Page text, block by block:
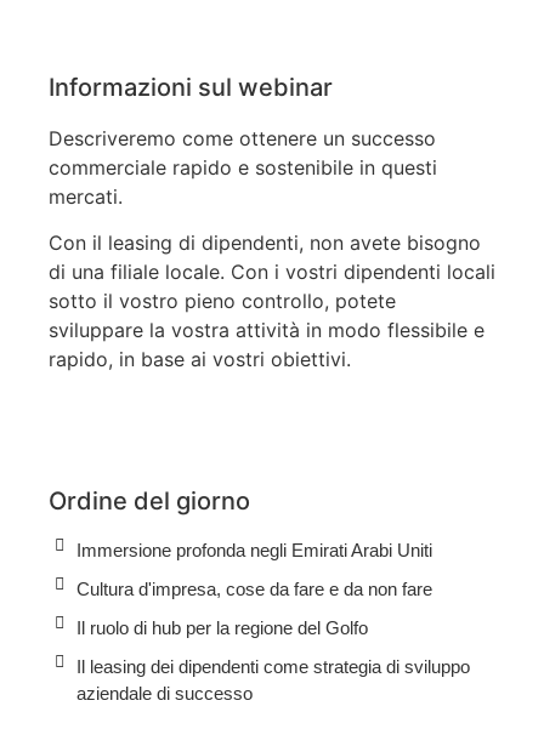
Informazioni sul webinar
Descriveremo come ottenere un successo
commerciale rapido e sostenibile in questi
mercati.
Con il leasing di dipendenti, non avete bisogno
di una filiale locale. Con i vostri dipendenti locali
sotto il vostro pieno controllo, potete
sviluppare la vostra attività in modo flessibile e
rapido, in base ai vostri obiettivi.
Ordine del giorno
Immersione profonda negli Emirati Arabi Uniti
Cultura d'impresa, cose da fare e da non fare
Il ruolo di hub per la regione del Golfo
Il leasing dei dipendenti come strategia di sviluppo
aziendale di successo